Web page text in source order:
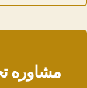
مشاوره